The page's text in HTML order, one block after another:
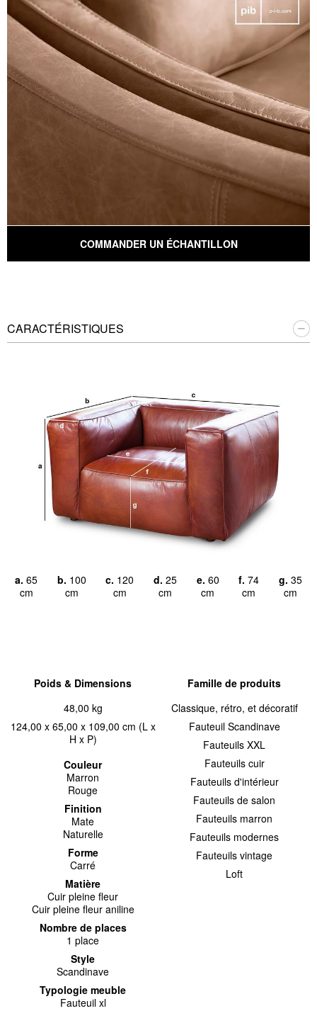
COMMANDER UN ÉCHANTILLON
CARACTÉRISTIQUES
a. 65
cm
b. 100
cm
c. 120
cm
d. 25
cm
e. 60
cm
f. 74
cm
g. 35
cm
Poids & Dimensions
48,00 kg
124,00 x 65,00 x 109,00 cm (L x
H x P)
Couleur
Marron
Rouge
Finition
Mate
Naturelle
Forme
Carré
Matière
Cuir pleine fleur
Cuir pleine fleur aniline
Nombre de places
1 place
Style
Scandinave
Typologie meuble
Fauteuil xl
Famille de produits
Classique, rétro, et décoratif
Fauteuil Scandinave
Fauteuils XXL
Fauteuils cuir
Fauteuils d'intérieur
Fauteuils de salon
Fauteuils marron
Fauteuils modernes
Fauteuils vintage
Loft